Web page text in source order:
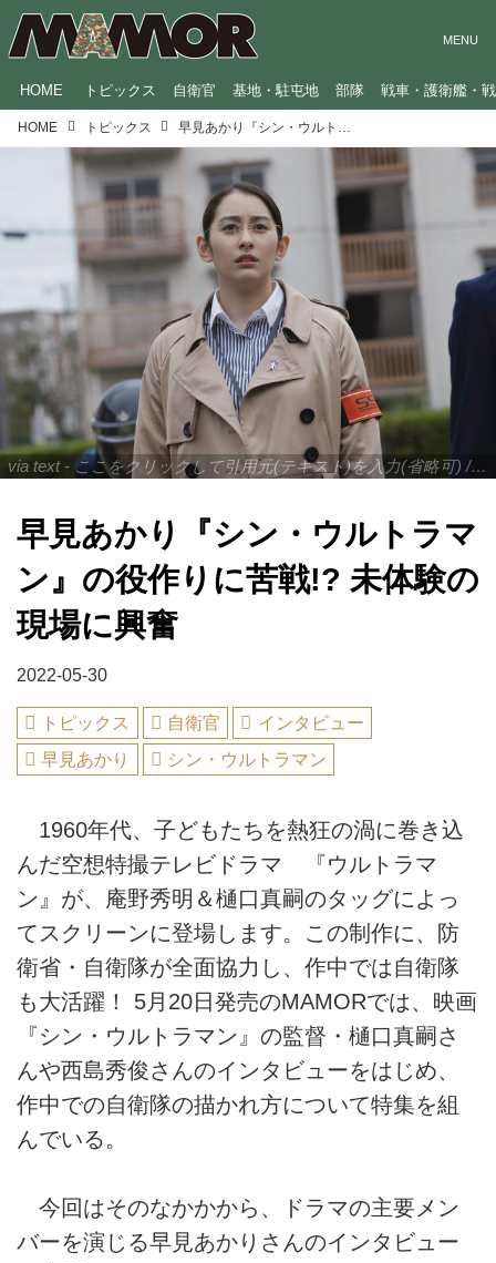
HOME トピックス 自衛官 基地・駐屯地 部隊 戦車・護衛艦・
HOME トピックス
via text - ここをクリックして引用元(テキスト)を入力(省略可) / site.to.link.com - ここをクリックして引用元を入力(省略可)
早見あかり『シン・ウルトラマ
ン』の役作りに苦戦!? 未体験の
現場に興奮
2022-05-30
トピックス 自衛官
インタビュー
早見あかり
シン・ウルトラマン
1960年代、子どもたちを熱狂の渦に巻き込
んだ空想特撮テレビドラマ 『ウルトラマ
ン』が、庵野秀明＆樋口真嗣のタッグによっ
てスクリーンに登場します。この制作に、防
衛省・自衛隊が全面協力し、作中では自衛隊
も大活躍！ 5月20日発売のMAMORでは、映画
『シン・ウルトラマン』の監督・樋口真嗣さ
んや西島秀俊さんのインタビューをはじめ、
作中での自衛隊の描かれ方について特集を組
んでいる。
今回はそのなかかから、ドラマの主要メン
バーを演じる早見あかりさんのインタビュー